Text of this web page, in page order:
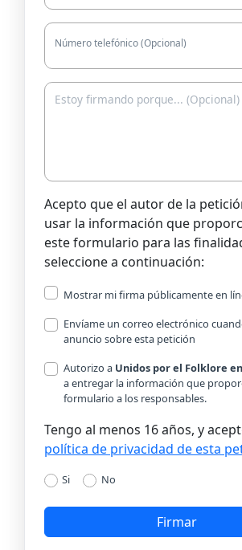
Número telefónico (Opcional)
Acepto que el autor de la
usar la información que
este formulario para las
seleccione a continuación:
Mostrar mi firma públicamente en
Envíame un correo electrónico
anuncio sobre esta petición
Autorizo a Unidos por el Folklore
a entregar la información que
formulario a los responsables.
Tengo al menos 16 años, y
política de privacidad de esta
Si No
Firmar